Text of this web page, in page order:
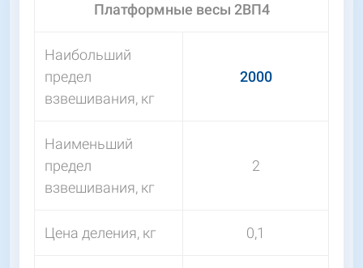
Платформные весы 2ВП4
Наибольший
предел
взвешивания, кг
2000
Наименьший
предел
взвешивания, кг
2
Цена деления, кг 0,1